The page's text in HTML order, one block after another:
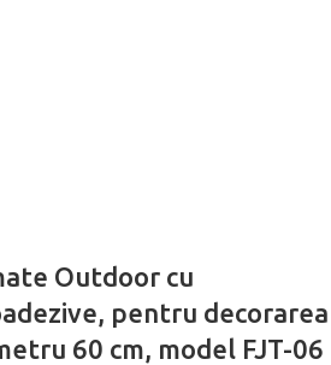
Outdoor cu
pentru decorarea
60 cm, model FJT-06